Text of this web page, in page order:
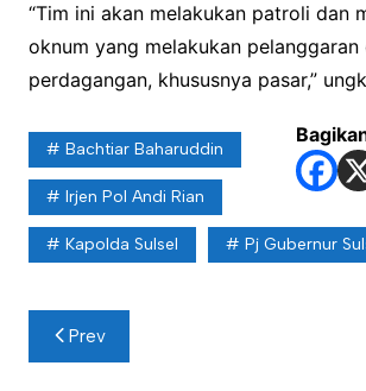
“Tim ini akan melakukan patroli dan
oknum yang melakukan
perdagangan, khususnya pasar,”
Bachtiar Baharuddin
Irjen Pol Andi Rian
Kapolda Sulsel Pj Gubernur
Navigasi
pos
Prev